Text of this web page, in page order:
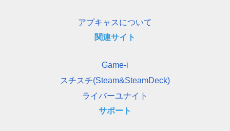
アプキャスについて
関連サイト
Game-i
スチスチ(Steam&SteamDeck)
ライバーユナイト
サポート